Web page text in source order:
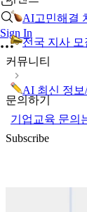
Sign In
AI고민해결
전국 지사
커뮤니티
AI 최신 정
문의하기
기업교육 문의
Subscribe